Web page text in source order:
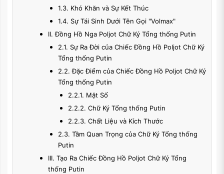
1.3. Khó Khăn và Sự Kết Thúc
1.4. Sự Tái Sinh Dưới Tên Gọi "Volmax"
II. Đồng Hồ Nga Poljot Chữ Ký Tổng thống Putin
2.1. Sự Ra Đời của Chiếc Đồng Hồ Poljot Chữ Ký
Tổng thống Putin
2.2. Đặc Điểm của Chiếc Đồng Hồ Poljot Chữ Ký
Tổng thống Putin
2.2.1. Mặt Số
2.2.2. Chữ Ký Tổng thống Putin
2.2.3. Chất Liệu và Kích Thước
2.3. Tầm Quan Trọng của Chữ Ký Tổng thống
Putin
III. Tạo Ra Chiếc Đồng Hồ Poljot Chữ Ký Tổng
thống Putin